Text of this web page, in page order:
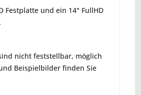
Festplatte und ein 14" FullHD
nicht feststellbar, möglich
Beispielbilder finden Sie